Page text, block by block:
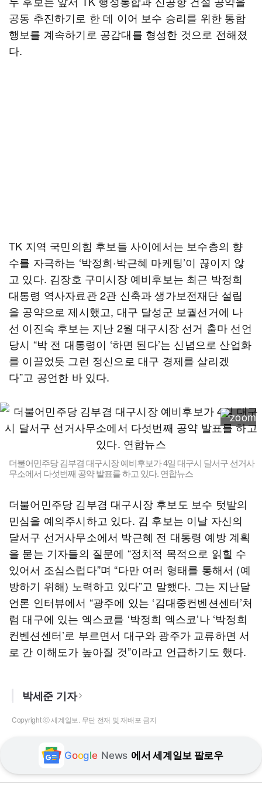
공동 추진하기로 한 데 이어 보수 승리를 위한 통합
행보를 계속하기로 공감대를 형성한 것으로 전해졌
다.
TK 지역 국민의힘 후보들 사이에서는 보수층의 향
수를 자극하는 ‘박정희·박근혜 마케팅’이 끊이지 않
고 있다. 김장호 구미시장 예비후보는 최근 박정희
대통령 역사자료관 2관 신축과 생가보전재단 설립
을 공약으로 제시했고, 대구 달성군 보궐선거에 나
선 이진숙 후보는 지난 2월 대구시장 선거 출마 선언
당시 “박 전 대통령이 ‘하면 된다’는 신념으로 산업화
를 이끌었듯 그런 정신으로 대구 경제를 살리겠
다”고 공언한 바 있다.
더불어민주당 김부겸 대구시장 예비후보가 4일 대구시 달서구 선거사
무소에서 다섯번째 공약 발표를 하고 있다. 연합뉴스
더불어민주당 김부겸 대구시장 후보도 보수 텃밭의
민심을 예의주시하고 있다. 김 후보는 이날 자신의
달서구 선거사무소에서 박근혜 전 대통령 예방 계획
을 묻는 기자들의 질문에 “정치적 목적으로 읽힐 수
있어서 조심스럽다”며 “다만 여러 형태를 통해서 (예
방하기 위해) 노력하고 있다”고 말했다. 그는 지난달
언론 인터뷰에서 “광주에 있는 ‘김대중컨벤션센터’처
럼 대구에 있는 엑스코를 ‘박정희 엑스코’나 ‘박정희
컨벤션센터’로 부르면서 대구와 광주가 교류하면 서
로 간 이해도가 높아질 것”이라고 언급하기도 했다.
박세준 기자
Copyright ⓒ 세계일보. 무단 전재 및 재배포 금지
Google News 에서 세계일보 팔로우